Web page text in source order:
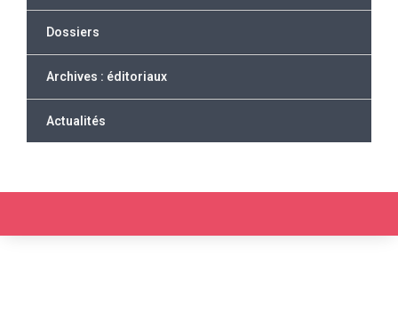
Dossiers
Archives : éditoriaux
Actualités